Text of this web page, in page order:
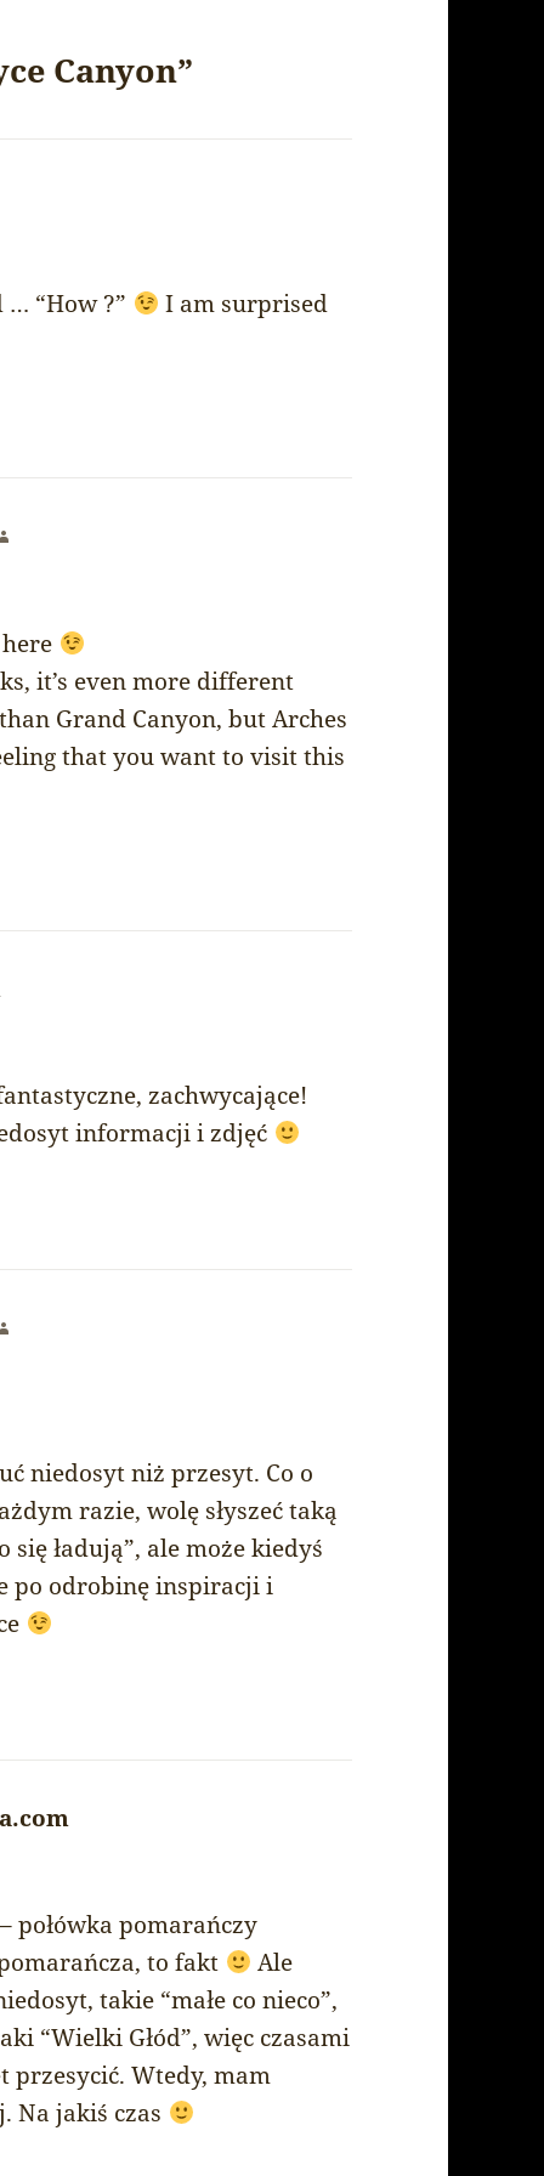
Canyon”
“How ?” I am surprised
says:
it’s even more different
Grand Canyon, but Arches
that you want to visit this
zachwycające!
informacji i zdjęć
says:
niedosyt niż przesyt. Co o
razie, wolę słyszeć taką
ładują”, ale może kiedyś
po odrobinę inspiracji i
połówka pomarańczy
to fakt
Ale
takie “małe co nieco”,
“Wielki Głód”, więc czasami
przesycić. Wtedy, mam
Na jakiś czas